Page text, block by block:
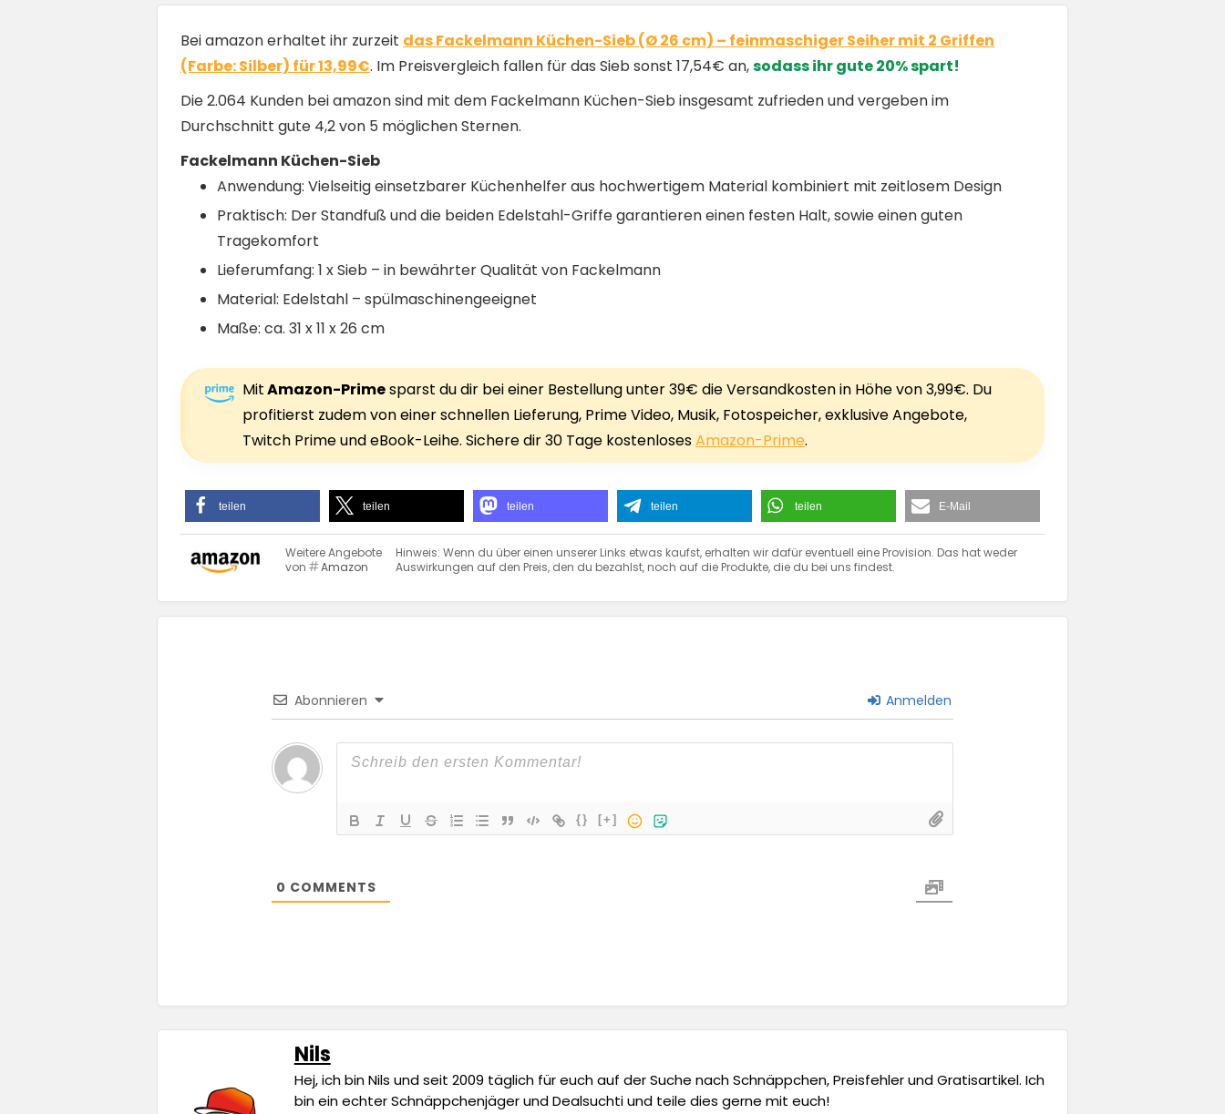
Bei amazon erhaltet ihr zurzeit das Fackelmann Küchen-Sieb (Ø 26 cm) – feinmaschiger Seiher mit 2 Griffen
(Farbe: Silber) für 13,99€. Im Preisvergleich fallen für das Sieb sonst 17,54€ an,sodass ihr gute 20% spart!
Die 2.064 Kunden bei amazon sind mit dem Fackelmann Küchen-Sieb insgesamt zufrieden und vergeben im
Durchschnitt gute 4,2 von 5 möglichen Sternen.
Fackelmann Küchen-Sieb
Anwendung: Vielseitig einsetzbarer Küchenhelfer aus hochwertigem Material kombiniert mit zeitlosem Design
Praktisch: Der Standfuß und die beiden Edelstahl-Griffe garantieren einen festen Halt, sowie einen guten
Tragekomfort
Lieferumfang: 1 x Sieb – in bewährter Qualität von Fackelmann
Material: Edelstahl – spülmaschinengeeignet
Maße: ca. 31 x 11 x 26 cm
MitAmazon-Primesparst du dir bei einer Bestellung unter 39€ die Versandkosten in Höhe von 3,99€. Du
profitierst zudem von einer schnellen Lieferung, Prime Video, Musik, Fotospeicher, exklusive Angebote,
Twitch Prime und eBook-Leihe. Sichere dir 30 Tage kostenlosesAmazon-Prime.
teilen teilen teilen teilen teilen E-Mail
Weitere Angebote
von
Amazon
Hinweis: Wenn du über einen unserer Links etwas kaufst, erhalten wir dafür eventuell eine Provision. Das hat weder
Auswirkungen auf den Preis, den du bezahlst, noch auf die Produkte, die du bei uns findest.
Abonnieren Anmelden
{} [+]
0 COMMENTS
Nils
Hej, ich bin Nils und seit 2009 täglich für euch auf der Suche nach Schnäppchen, Preisfehler und Gratisartikel. Ich
bin ein echter Schnäppchenjäger und Dealsuchti und teile dies gerne mit euch!